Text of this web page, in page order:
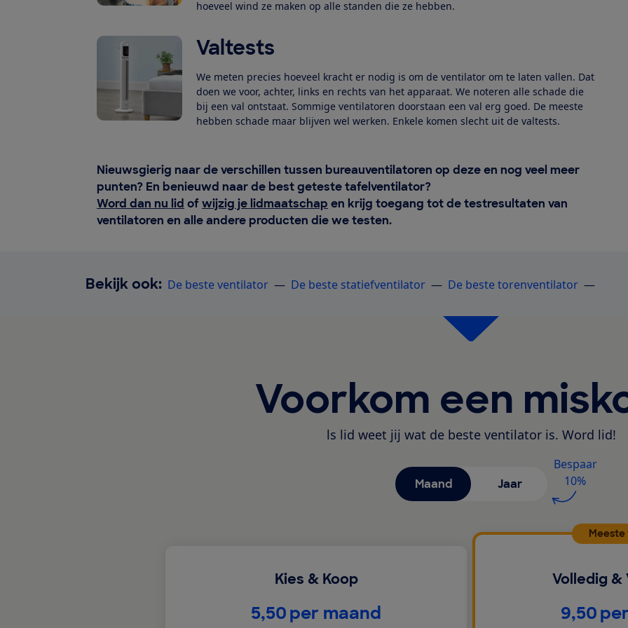
hoeveel wind ze maken op alle standen die ze hebben.
Valtests
We meten precies hoeveel kracht er nodig is om de ventilator om te laten vallen. Dat
doen we voor, achter, links en rechts van het apparaat. We noteren alle schade die
bij een val ontstaat. Sommige ventilatoren doorstaan een val erg goed. De meeste
hebben schade maar blijven wel werken. Enkele komen slecht uit de valtests.
Nieuwsgierig naar de verschillen tussen bureauventilatoren op deze en nog veel meer
punten? En benieuwd naar de best geteste tafelventilator?
Word dan nu lid of wijzig je lidmaatschap en krijg toegang tot de testresultaten van
ventilatoren en alle andere producten die we testen.
Bekijk ook: De beste ventilator ― De beste statiefventilator ― De beste torenventilator ―
Voorkom een
ls lid weet jij wat de beste ventilator is. Word lid!
Maand Jaar
Bespaar
10%
Kies & Koop
€
5,50per maand
Meeste
Volledig
€
9,50